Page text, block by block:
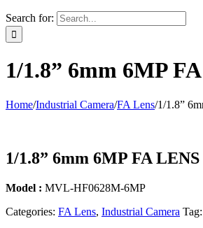
Search for:
1/1.8” 6mm 6MP
Home/Industrial Camera/FA Lens/1/1.8”
1/1.8” 6mm 6MP FA
Model : MVL-HF0628M-6MP
Categories: FA Lens, Industrial Camera Tag: